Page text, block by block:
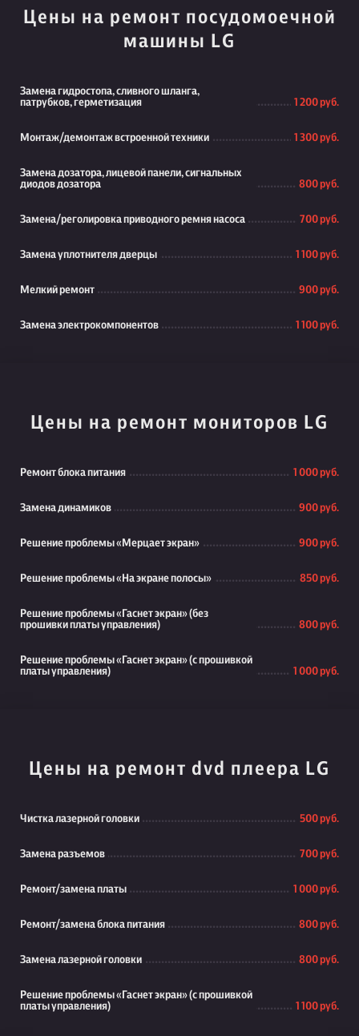
Цены на ремонт посудомоечной
машины LG
Замена гидростопа, сливного шланга,
патрубков, герметизация
1 200 руб.
Монтаж/демонтаж встроенной техники 1 300 руб.
Замена дозатора, лицевой панели, сигнальных
диодов дозатора
800 руб.
Замена/реголировка приводного ремня насоса 700 руб.
Замена уплотнителя дверцы 1 100 руб.
Мелкий ремонт 900 руб.
Замена электрокомпонентов 1 100 руб.
Цены на ремонт мониторов LG
Ремонт блока питания 1 000 руб.
Замена динамиков 900 руб.
Решение проблемы «Мерцает экран» 900 руб.
Решение проблемы «На экране полосы» 850 руб.
Решение проблемы «Гаснет экран» (без
прошивки платы управления)
800 руб.
Решение проблемы «Гаснет экран» (с прошивкой
платы управления)
1 000 руб.
Цены на ремонт dvd плеера LG
Чистка лазерной головки 500 руб.
Замена разъемов 700 руб.
Ремонт/замена платы 1 000 руб.
Ремонт/замена блока питания 800 руб.
Замена лазерной головки 800 руб.
Решение проблемы «Гаснет экран» (с прошивкой
платы управления)
1 100 руб.